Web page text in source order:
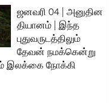
ஜனவரி 04 | அனுதின
தியானம் | இந்த
புதுவருடத்திலும்
தேவன் நமக்கென்று
இலக்கை நோக்கி